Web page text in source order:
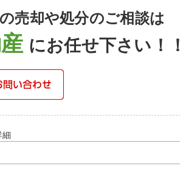
の売却や処分のご相談は
にお任せ下さい！！